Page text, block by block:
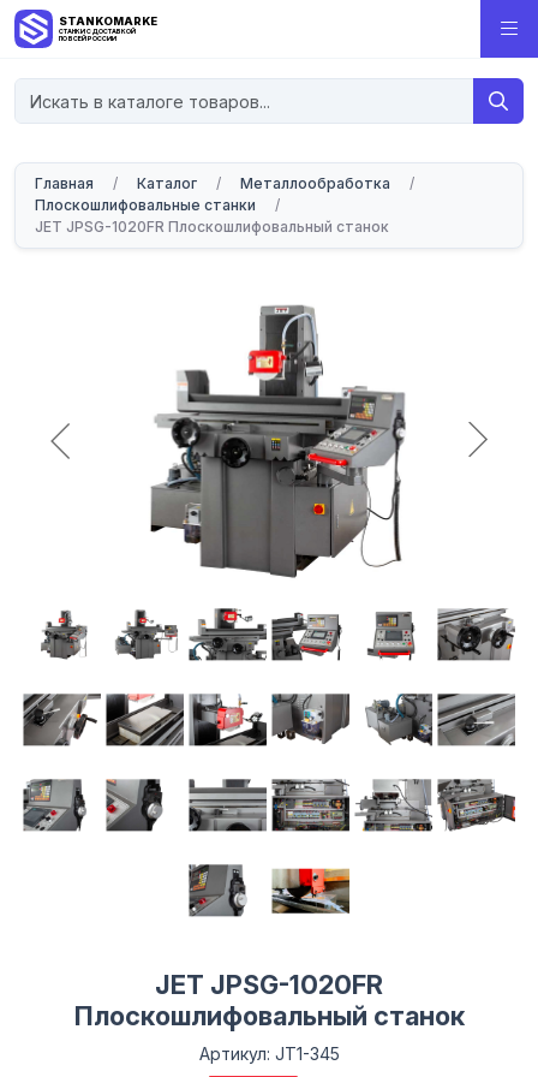
STANKOMARKET
СТАНКИ С ДОСТАВКОЙ
ПО ВСЕЙ РОССИИ
Главная / Каталог / Металлообработка
/
Плоскошлифовальные станки
/
JET JPSG-1020FR Плоскошлифовальный станок
JET JPSG-1020FR
Плоскошлифовальный станок
Артикул: JT1-345